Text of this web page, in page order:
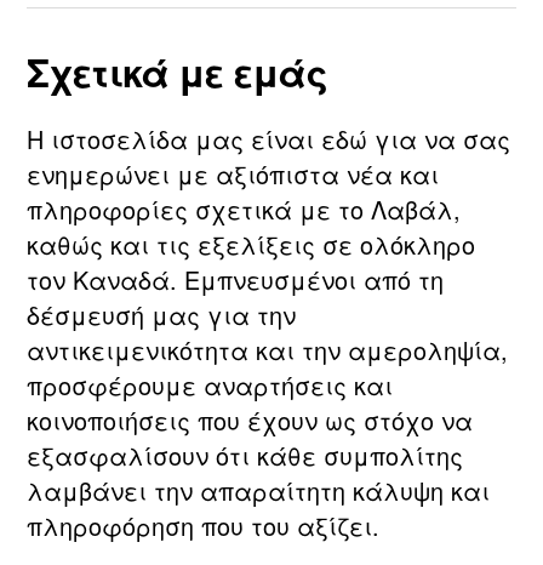
Σχετικά με εμάς
Η ιστοσελίδα μας είναι εδώ για να σας
ενημερώνει με αξιόπιστα νέα και
πληροφορίες σχετικά με τo Λαβάλ,
καθώς και τις εξελίξεις σε ολόκληρο
τον Καναδά. Εμπνευσμένοι από τη
δέσμευσή μας για την
αντικειμενικότητα και την αμεροληψία,
προσφέρουμε αναρτήσεις και
κοινοποιήσεις που έχουν ως στόχο να
εξασφαλίσουν ότι κάθε συμπολίτης
λαμβάνει την απαραίτητη κάλυψη και
πληροφόρηση που του αξίζει.